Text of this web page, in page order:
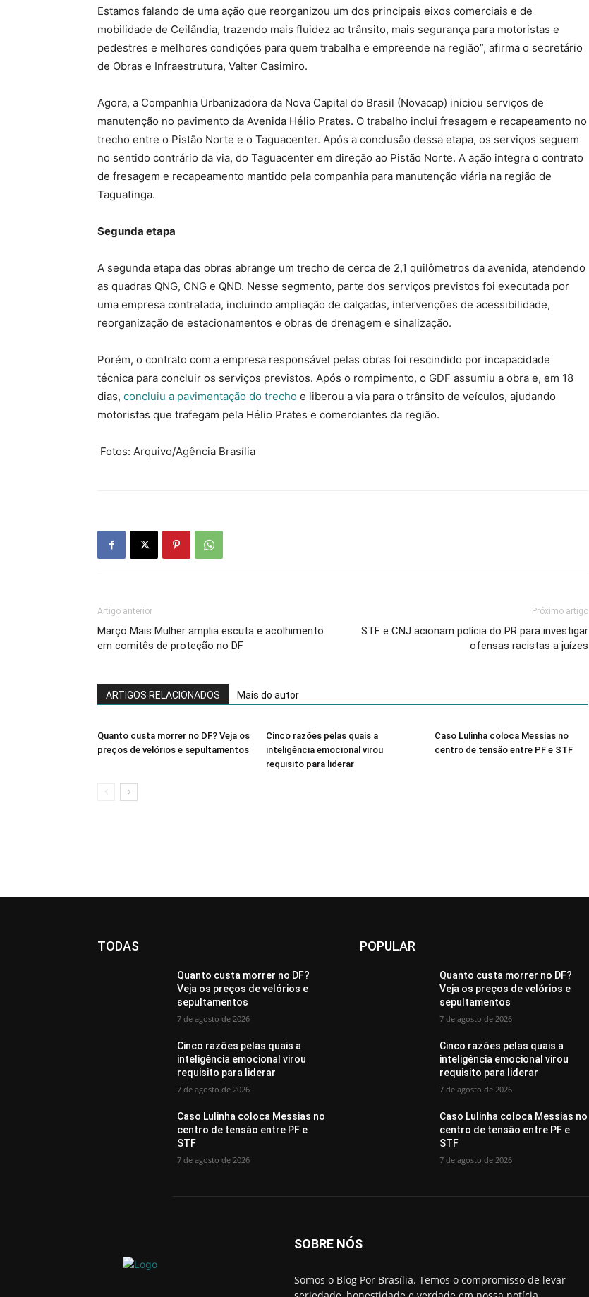
Estamos falando de uma ação que reorganizou um dos principais eixos comerciais e de
mobilidade de Ceilândia, trazendo mais fluidez ao trânsito, mais segurança para motoristas e
pedestres e melhores condições para quem trabalha e empreende na região”, afirma o secretário
de Obras e Infraestrutura, Valter Casimiro.
Agora, a Companhia Urbanizadora da Nova Capital do Brasil (Novacap) iniciou serviços de
manutenção no pavimento da Avenida Hélio Prates. O trabalho inclui fresagem e recapeamento no
trecho entre o Pistão Norte e o Taguacenter. Após a conclusão dessa etapa, os serviços seguem
no sentido contrário da via, do Taguacenter em direção ao Pistão Norte. A ação integra o contrato
de fresagem e recapeamento mantido pela companhia para manutenção viária na região de
Taguatinga.
Segunda etapa
A segunda etapa das obras abrange um trecho de cerca de 2,1 quilômetros da avenida, atendendo
as quadras QNG, CNG e QND. Nesse segmento, parte dos serviços previstos foi executada por
uma empresa contratada, incluindo ampliação de calçadas, intervenções de acessibilidade,
reorganização de estacionamentos e obras de drenagem e sinalização.
Porém, o contrato com a empresa responsável pelas obras foi rescindido por incapacidade
técnica para concluir os serviços previstos. Após o rompimento, o GDF assumiu a obra e, em 18
dias, concluiu a pavimentação do trecho e liberou a via para o trânsito de veículos, ajudando
motoristas que trafegam pela Hélio Prates e comerciantes da região.
Fotos: Arquivo/Agência Brasília
Artigo anterior
Março Mais Mulher amplia escuta e acolhimento
em comitês de proteção no DF
Próximo artigo
STF e CNJ acionam polícia do PR para investigar
ofensas racistas a juízes
ARTIGOS RELACIONADOS Mais do autor
Quanto custa morrer no DF? Veja os
preços de velórios e sepultamentos
Cinco razões pelas quais a
inteligência emocional virou
requisito para liderar
Caso Lulinha coloca Messias no
centro de tensão entre PF e STF
TODAS
Quanto custa morrer no DF?
Veja os preços de velórios e
sepultamentos
7 de agosto de 2026
Cinco razões pelas quais a
inteligência emocional virou
requisito para liderar
7 de agosto de 2026
Caso Lulinha coloca Messias no
centro de tensão entre PF e
STF
7 de agosto de 2026
POPULAR
Quanto custa morrer no DF?
Veja os preços de velórios e
sepultamentos
7 de agosto de 2026
Cinco razões pelas quais a
inteligência emocional virou
requisito para liderar
7 de agosto de 2026
Caso Lulinha coloca Messias no
centro de tensão entre PF e
STF
7 de agosto de 2026
SOBRE NÓS
Somos o Blog Por Brasília. Temos o compromisso de levar